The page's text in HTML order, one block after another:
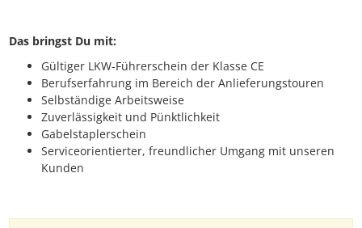
Das bringst Du mit:
Gültiger LKW-Führerschein der Klasse CE
Berufserfahrung im Bereich der Anlieferungstouren
Selbständige Arbeitsweise
Zuverlässigkeit und Pünktlichkeit
Gabelstaplerschein
Serviceorientierter, freundlicher Umgang mit unseren
Kunden